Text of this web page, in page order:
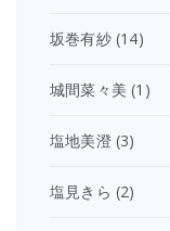
坂巻有紗(14)
城間菜々美 (1)
塩地美澄(3)
塩見きら (2)